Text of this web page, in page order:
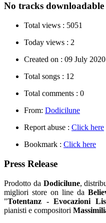
No tracks downloadable
Total views : 5051
Today views : 2
Created on : 09 July 2020
Total songs : 12
Total comments : 0
From: Dodicilune
Report abuse : Click here
Bookmark : Click here
Press Release
Prodotto da Dodicilune,
migliori store on line da
"Totentanz - Evocazioni
pianisti e compositori